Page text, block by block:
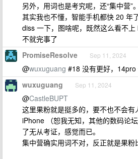
另外，用词也是考究呢，还“集中营”。
其实我也不懂，智能手机都快 20 年
diss 一下，图啥呢，既然这么看不
不就完事了
PromiseResolve Sep 11, 2024
@wuxuguang #18 没有更好，14pro
wuxuguang Sep 11, 2024
@CastleBUPT
这里果粉就是挺多的，要不也不会
iPhone （恕我无知，其他的数码论
了无从考证，感觉而已。
集中营确实用词不对，反正就是果粉